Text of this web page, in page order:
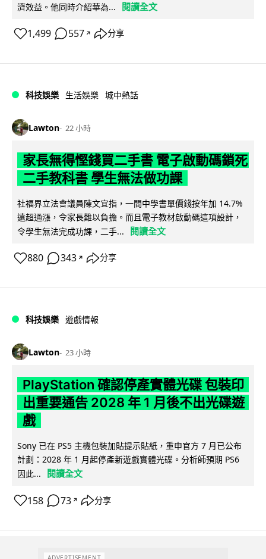
濟效益。他同時介紹華為...
閱讀全文
1,499 557 ↗ 分享
科技娛樂 生活娛樂 城中熱話
Lawton 22 小時
家長無得慳錢買二手書 電子啟動碼鎖死
二手教科書 學生無法做功課
社福界立法會議員陳文宜指，一間中學書單價錢按年加 14.7%
遠超通漲，令家長難以負擔。而且電子教材啟動碼這項設計，
令學生無法完成功課，二手...
閱讀全文
880 343 ↗ 分享
科技娛樂 遊戲情報
Lawton 23 小時
PlayStation 確認停產實體光碟 包裝印
出重要通告 2028 年 1 月後不出光碟遊
戲
Sony 已在 PS5 主機包裝加貼提示貼紙，重申官方 7 月已公布
計劃：2028 年 1 月起停產新遊戲實體光碟。分析師預期 PS6
因此...
閱讀全文
158 73 ↗ 分享